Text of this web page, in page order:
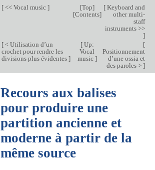
[<< Vocal music ] [Top]
[Contents]
[Keyboard and
other multi-
staff
instruments >>
]
[< Utilisation d’un
crochet pour rendre les
divisions plus évidentes ]
[Up:
Vocal
music ]
[
Positionnement
d’une ossia et
des paroles > ]
Recours aux balises
pour produire une
partition ancienne et
moderne à partir de la
même source